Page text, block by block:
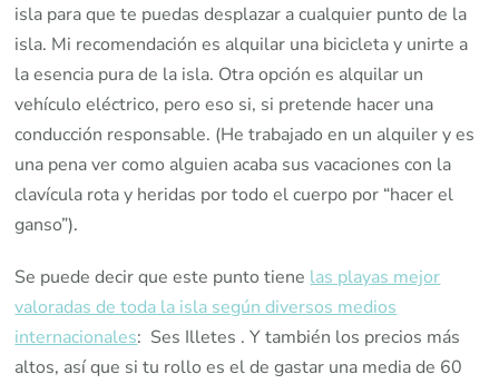
isla para que te puedas desplazar a cualquier punto de la
isla. Mi recomendación es alquilar una bicicleta y unirte a
la esencia pura de la isla. Otra opción es alquilar un
vehículo eléctrico, pero eso si, si pretende hacer una
conducción responsable. (He trabajado en un alquiler y es
una pena ver como alguien acaba sus vacaciones con la
clavícula rota y heridas por todo el cuerpo por “hacer el
ganso”).
Se puede decir que este punto tiene las playas mejor
valoradas de toda la isla según diversos medios
internacionales: Ses Illetes . Y también los precios más
altos, así que si tu rollo es el de gastar una media de 60